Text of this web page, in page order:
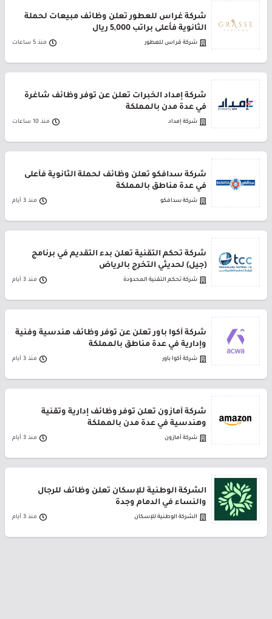
شركة غراس للعطور تعلن وظائف مبيعات لحملة
الثانوية فأعلى براتب 5,000 ريال
شركة قراس للعطور منذ 5 ساعات
شركة إمداد الخبرات تعلن عن توفر وظائف شاغرة
في عدة مدن بالمملكة
شركة إمداد منذ 10 ساعات
شركة سدافكو تعلن وظائف لحملة الثانوية فأعلى
في عدة مناطق بالمملكة
شركة سدافكو منذ 3 أيام
شركة تحكم التقنية تعلن بدء التقديم في برنامج
(جيل) لحديثي التخرج بالرياض
شركة تحكم التقنية المحدودة منذ 3 أيام
شركة أكوا باور تعلن عن توفر وظائف هندسية وفنية
وإدارية في عدة مناطق بالمملكة
شركة أكوا باور منذ 3 أيام
شركة أمازون تعلن توفر وظائف إدارية وتقنية
وهندسية في عدة مدن بالمملكة
شركة أمازون منذ 3 أيام
الشركة الوطنية للإسكان تعلن وظائف للرجال
والنساء في الدمام وجدة
الشركة الوطنية للإسكان منذ 3 أيام